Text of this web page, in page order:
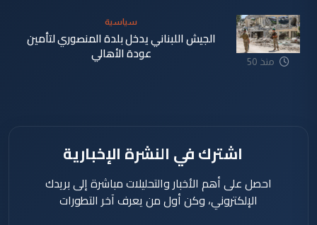
منذ 50
سياسية
الجيش اللبناني يدخل بلدة المنصوري لتأمين
عودة الأهالي
اشترك في النشرة الإخبارية
احصل على أهم الأخبار والتحليلات مباشرة إلى بريدك
الإلكتروني، وكن أول من يعرف آخر التطورات